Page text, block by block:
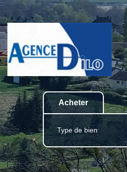
Acheter
Type de bien